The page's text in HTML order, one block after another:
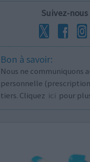
Suivez-nous
Bon à savoir:
Nous ne communiquons
personnelle
tiers. Cliquez ici pour